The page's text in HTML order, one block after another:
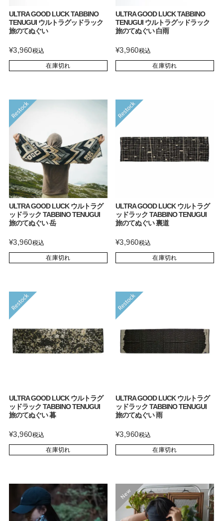
ULTRA GOOD LUCK TABBINO
TENUGUI ウルトラグッドラック
旅のてぬぐい
¥3,960税込
在庫切れ
ULTRA GOOD LUCK TABBINO
TENUGUI ウルトラグッドラック
旅のてぬぐい 白雨
¥3,960税込
在庫切れ
ULTRA GOOD LUCK ウルトラグ
ッドラック TABBINO TENUGUI
旅のてぬぐい 岳
¥3,960税込
在庫切れ
ULTRA GOOD LUCK ウルトラグ
ッドラック TABBINO TENUGUI
旅のてぬぐい 裏道
¥3,960税込
在庫切れ
ULTRA GOOD LUCK ウルトラグ
ッドラック TABBINO TENUGUI
旅のてぬぐい 暮
¥3,960税込
在庫切れ
ULTRA GOOD LUCK ウルトラグ
ッドラック TABBINO TENUGUI
旅のてぬぐい 雨
¥3,960税込
在庫切れ